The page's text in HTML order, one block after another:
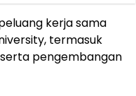
kerja sama
termasuk
pengembangan